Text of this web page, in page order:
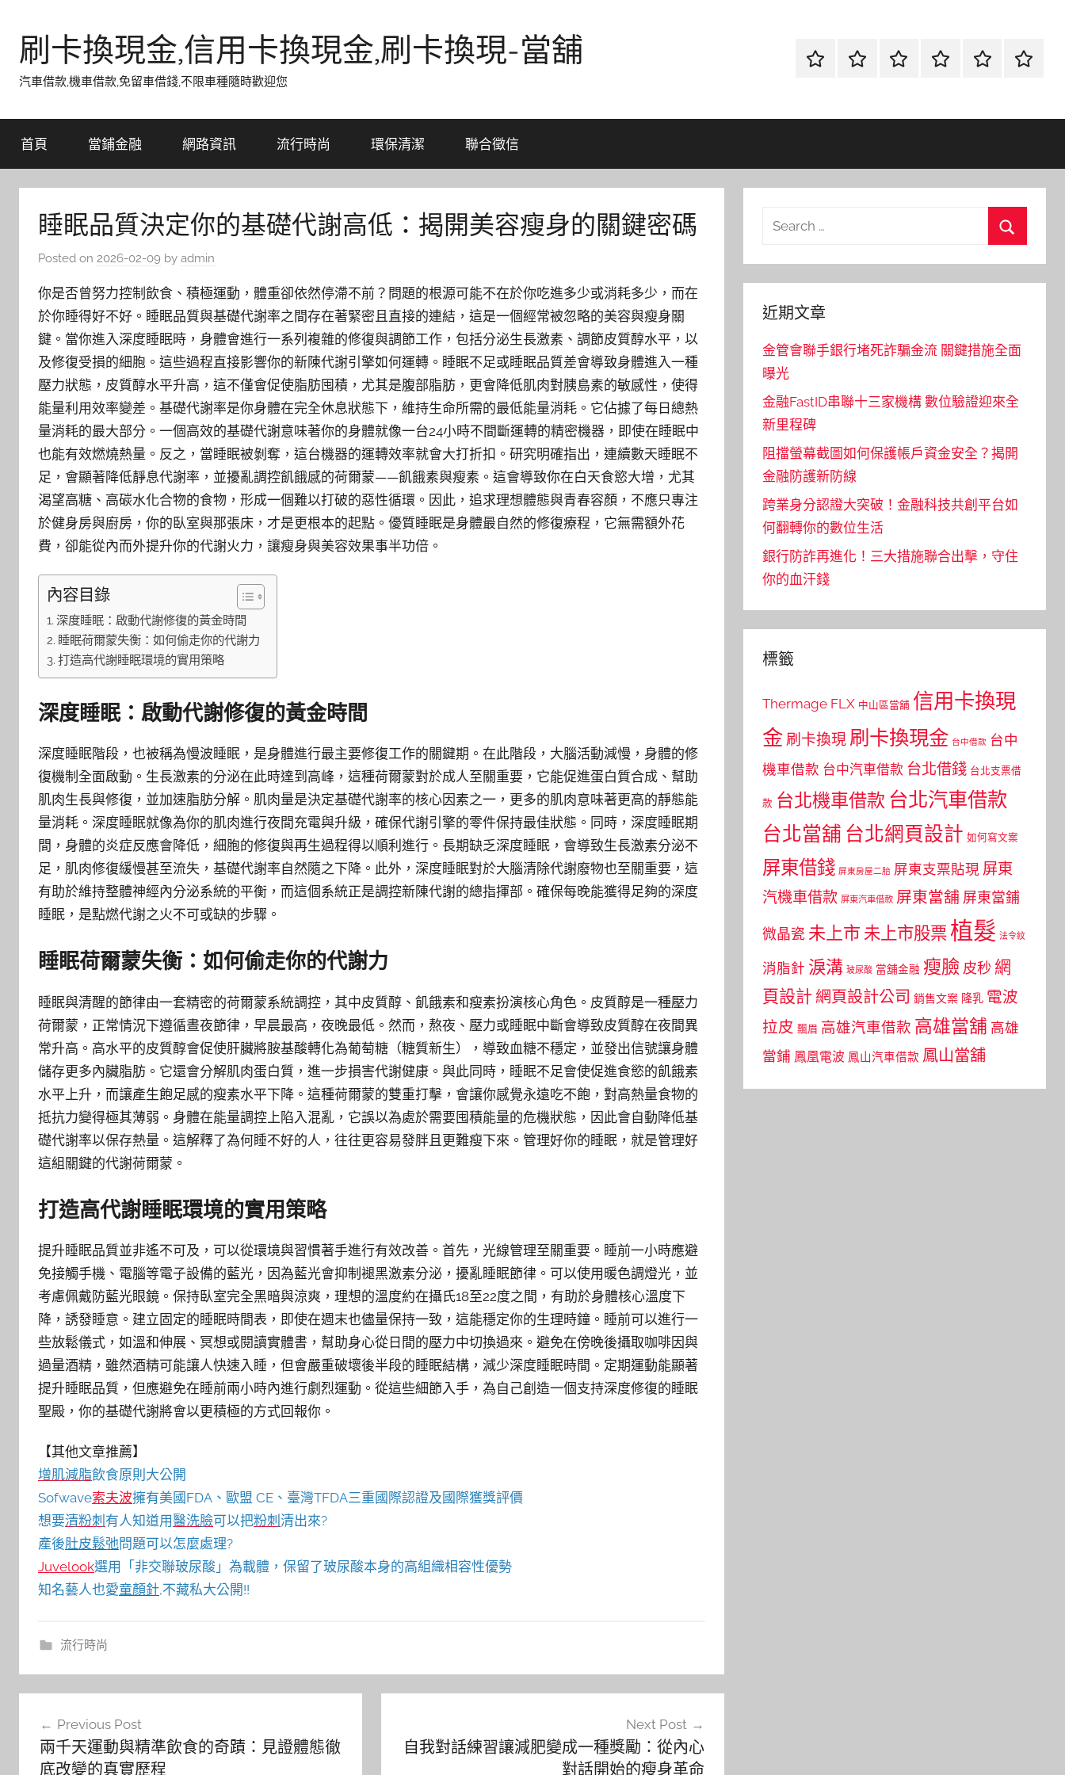
content刷卡換現金,信用卡換現金,刷卡換現-當舖
汽車借款,機車借款,免留車借錢,不限車種隨時歡迎您
首
當
網
流
環
聯
首頁 當鋪金融 網路資訊 流行時尚 環保清潔 聯合徵信
睡眠品質決定你的基礎代謝高低：揭開美容瘦身的關鍵密碼
Posted on 2026-02-09 by admin
你是否曾努力控制飲食、積極運動，體重卻依然停滯不前？問題的根源可能不在於你吃進多少或消耗多少，而在
於你睡得好不好。睡眠品質與基礎代謝率之間存在著緊密且直接的連結，這是一個經常被忽略的美容與瘦身關
鍵。當你進入深度睡眠時，身體會進行一系列複雜的修復與調節工作，包括分泌生長激素、調節皮質醇水平，以
及修復受損的細胞。這些過程直接影響你的新陳代謝引擎如何運轉。睡眠不足或睡眠品質差會導致身體進入一種
壓力狀態，皮質醇水平升高，這不僅會促使脂肪囤積，尤其是腹部脂肪，更會降低肌肉對胰島素的敏感性，使得
能量利用效率變差。基礎代謝率是你身體在完全休息狀態下，維持生命所需的最低能量消耗。它佔據了每日總熱
量消耗的最大部分。一個高效的基礎代謝意味著你的身體就像一台24小時不間斷運轉的精密機器，即使在睡眠中
也能有效燃燒熱量。反之，當睡眠被剝奪，這台機器的運轉效率就會大打折扣。研究明確指出，連續數天睡眠不
足，會顯著降低靜息代謝率，並擾亂調控飢餓感的荷爾蒙——飢餓素與瘦素。這會導致你在白天食慾大增，尤其
渴望高糖、高碳水化合物的食物，形成一個難以打破的惡性循環。因此，追求理想體態與青春容顏，不應只專注
於健身房與廚房，你的臥室與那張床，才是更根本的起點。優質睡眠是身體最自然的修復療程，它無需額外花
費，卻能從內而外提升你的代謝火力，讓瘦身與美容效果事半功倍。
內容目錄
深度睡眠：啟動代謝修復的黃金時間
睡眠荷爾蒙失衡：如何偷走你的代謝力
打造高代謝睡眠環境的實用策略
深度睡眠：啟動代謝修復的黃金時間
深度睡眠階段，也被稱為慢波睡眠，是身體進行最主要修復工作的關鍵期。在此階段，大腦活動減慢，身體的修
復機制全面啟動。生長激素的分泌在此時達到高峰，這種荷爾蒙對於成人至關重要，它能促進蛋白質合成、幫助
肌肉生長與修復，並加速脂肪分解。肌肉量是決定基礎代謝率的核心因素之一，更多的肌肉意味著更高的靜態能
量消耗。深度睡眠就像為你的肌肉進行夜間充電與升級，確保代謝引擎的零件保持最佳狀態。同時，深度睡眠期
間，身體的炎症反應會降低，細胞的修復與再生過程得以順利進行。長期缺乏深度睡眠，會導致生長激素分泌不
足，肌肉修復緩慢甚至流失，基礎代謝率自然隨之下降。此外，深度睡眠對於大腦清除代謝廢物也至關重要，這
有助於維持整體神經內分泌系統的平衡，而這個系統正是調控新陳代謝的總指揮部。確保每晚能獲得足夠的深度
睡眠，是點燃代謝之火不可或缺的步驟。
睡眠荷爾蒙失衡：如何偷走你的代謝力
睡眠與清醒的節律由一套精密的荷爾蒙系統調控，其中皮質醇、飢餓素和瘦素扮演核心角色。皮質醇是一種壓力
荷爾蒙，正常情況下遵循晝夜節律，早晨最高，夜晚最低。然而，熬夜、壓力或睡眠中斷會導致皮質醇在夜間異
常升高。高水平的皮質醇會促使肝臟將胺基酸轉化為葡萄糖（糖質新生），導致血糖不穩定，並發出信號讓身體
儲存更多內臟脂肪。它還會分解肌肉蛋白質，進一步損害代謝健康。與此同時，睡眠不足會使促進食慾的飢餓素
水平上升，而讓產生飽足感的瘦素水平下降。這種荷爾蒙的雙重打擊，會讓你感覺永遠吃不飽，對高熱量食物的
抵抗力變得極其薄弱。身體在能量調控上陷入混亂，它誤以為處於需要囤積能量的危機狀態，因此會自動降低基
礎代謝率以保存熱量。這解釋了為何睡不好的人，往往更容易發胖且更難瘦下來。管理好你的睡眠，就是管理好
這組關鍵的代謝荷爾蒙。
打造高代謝睡眠環境的實用策略
提升睡眠品質並非遙不可及，可以從環境與習慣著手進行有效改善。首先，光線管理至關重要。睡前一小時應避
免接觸手機、電腦等電子設備的藍光，因為藍光會抑制褪黑激素分泌，擾亂睡眠節律。可以使用暖色調燈光，並
考慮佩戴防藍光眼鏡。保持臥室完全黑暗與涼爽，理想的溫度約在攝氏18至22度之間，有助於身體核心溫度下
降，誘發睡意。建立固定的睡眠時間表，即使在週末也儘量保持一致，這能穩定你的生理時鐘。睡前可以進行一
些放鬆儀式，如溫和伸展、冥想或閱讀實體書，幫助身心從日間的壓力中切換過來。避免在傍晚後攝取咖啡因與
過量酒精，雖然酒精可能讓人快速入睡，但會嚴重破壞後半段的睡眠結構，減少深度睡眠時間。定期運動能顯著
提升睡眠品質，但應避免在睡前兩小時內進行劇烈運動。從這些細節入手，為自己創造一個支持深度修復的睡眠
聖殿，你的基礎代謝將會以更積極的方式回報你。
【其他文章推薦】
增肌減脂飲食原則大公開
Sofwave索夫波擁有美國FDA、歐盟 CE、臺灣TFDA三重國際認證及國際獲獎評價
想要清粉刺 有人知道用醫洗臉可以把粉刺 清出來?
產後肚皮鬆弛問題可以怎麼處理?
Juvelook選用「非交聯玻尿酸」為載體，保留了玻尿酸本身的高組織相容性優勢
知名藝人也愛童顏針,不藏私大公開!!
流行時尚
Previous Post
兩千天運動與精準飲食的奇蹟：見證體態徹
底改變的真實歷程
Next Post
自我對話練習讓減肥變成一種獎勵：從內心
對話開始的瘦身革命
Search
近期文章
金管會聯手銀行堵死詐騙金流 關鍵措施全面
曝光
金融FastID串聯十三家機構 數位驗證迎來全
新里程碑
阻擋螢幕截圖如何保護帳戶資金安全？揭開
金融防護新防線
跨業身分認證大突破！金融科技共創平台如
何翻轉你的數位生活
銀行防詐再進化！三大措施聯合出擊，守住
你的血汗錢
標籤
Thermage FLX 中山區當舖 信用卡換現
金 刷卡換現 刷卡換現金 台中借款 台中
機車借款 台中汽車借款 台北借錢 台北支票借
款 台北機車借款 台北汽車借款
台北當舖 台北網頁設計 如何寫文案
屏東借錢 屏東房屋二胎 屏東支票貼現 屏東
汽機車借款 屏東汽車借款 屏東當舖 屏東當鋪
微晶瓷 未上市 未上市股票植髮 法令紋
消脂針 淚溝 玻尿酸 當舖金融 瘦臉 皮秒 網
頁設計 網頁設計公司 銷售文案 隆乳 電波
拉皮 飄眉 高雄汽車借款 高雄當舖 高雄
當鋪 鳳凰電波 鳳山汽車借款 鳳山當舖